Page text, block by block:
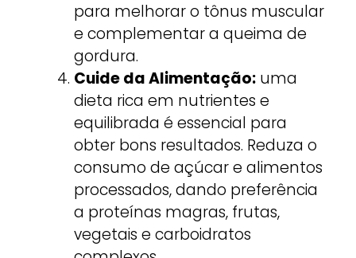
para melhorar o tônus muscular
e complementar a queima de
gordura.
Cuide da Alimentação:uma
dieta rica em nutrientes e
equilibrada é essencial para
obter bons resultados. Reduza o
consumo de açúcar e alimentos
processados, dando preferência
a proteínas magras, frutas,
vegetais e carboidratos